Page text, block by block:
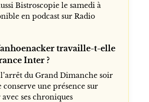
Bistroscopie le samedi à
en podcast sur Radio
travaille-t-elle
Inter ?
du Grand Dimanche soir
conserve une présence sur
ses chroniques